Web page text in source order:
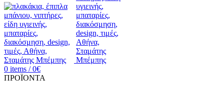
0 items / 0€
ΠΡΟΪΟΝΤΑ